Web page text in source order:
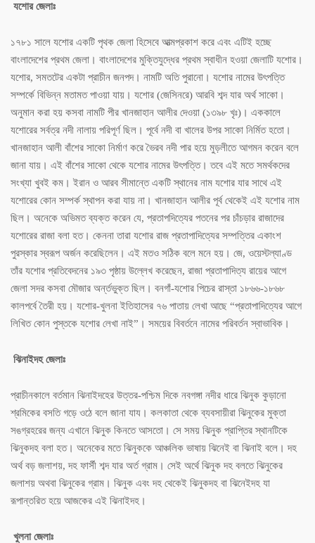
যশোর জেলাঃ
১৭৮১ সালে যশোর একটি পৃথক জেলা হিসেবে আত্মপ্রকাশ করে এবং এটিই হচ্ছে
বাংলাদেশের প্রথম জেলা। বাংলাদেশের মুক্তিযুদ্ধের প্রথম স্বাধীন হওয়া জেলাটি যশোর।
যশোর, সমতটের একটা প্রাচীন জনপদ। নামটি অতি পুরানো। যশোর নামের উৎপত্তি
সম্পর্কে বিভিন্ন মতামত পাওয়া যায়। যশোর (জেসিনরে) আরবি শব্দ যার অর্থ সাকো।
অনুমান করা হয় কসবা নামটি পীর খানজাহান আলীর দেওয়া (১৩৯৮ খৃঃ)। এককালে
যশোরের সর্বত্র নদী নালায় পরিপূর্ণ ছিল। পূর্বে নদী বা খালের উপর সাকো নির্মিত হতো।
খানজাহান আলী বাঁশের সাকো নির্মাণ করে ভৈরব নদী পার হয়ে মুড়লীতে আগমন করেন বলে
জানা যায়। এই বাঁশের সাকো থেকে যশোর নামের উৎপত্তি। তবে এই মতে সমর্থকদের
সংখ্যা খুবই কম। ইরান ও আরব সীমান্তে একটি স্থানের নাম যশোর যার সাথে এই
যশোরের কোন সম্পর্ক স্থাপন করা যায় না। খানজাহান আলীর পূর্ব থেকেই এই যশোর নাম
ছিল। অনেকে অভিমত ব্যক্ত করেন যে, প্রতাপদিত্যের পতনের পর চাঁচড়ার রাজাদের
যশোরের রাজা বলা হত। কেননা তারা যশোর রাজ প্রতাপাদিত্যের সম্পত্তির একাংশ
পুরস্কার স্বরূপ অর্জন করেছিলেন। এই মতও সঠিক বলে মনে হয়। জে, ওয়েস্টল্যাণ্ড
তাঁর যশোর প্রতিবেদনের ১৯৩ পৃষ্ঠায় উল্লেখ করেছেন, রাজা প্রতাপাদিত্য রায়ের আগে
জেলা সদর কসবা মৌজার অর্ন্তভুক্ত ছিল। বনগাঁ-যশোর পিচের রাস্তা ১৮৬৬-১৮৬৮
কালপর্বে তৈরী হয়। যশোর-খুলনা ইতিহাসের ৭৬ পাতায় লেখা আছে “প্রতাপাদিত্যের আগে
লিখিত কোন পুস্তকে যশোর লেখা নাই”। সময়ের বিবর্তনে নামের পরিবর্তন স্বাভাবিক।
ঝিনাইদহ জেলাঃ
প্রাচীনকালে বর্তমান ঝিনাইদহের উত্তর-পশ্চিম দিকে নবগঙ্গা নদীর ধারে ঝিনুক কুড়ানো
শ্রমিকের বসতি গড়ে ওঠে বলে জানা যায। কলকাতা থেকে ব্যবসায়ীরা ঝিনুকের মুক্তা
সঙগ্রহরের জন্য এখানে ঝিনুক কিনতে আসতো। সে সময় ঝিনুক প্রাপ্তির স্থানটিকে
ঝিনুকদহ বলা হত। অনেকের মতে ঝিনুককে আঞ্চলিক ভাষায় ঝিনেই বা ঝিনাই বলে। দহ
অর্থ বড় জলাশয়, দহ ফার্সী শব্দ যার অর্ত গ্রাম। সেই অর্থে ঝিনুক দহ বলতে ঝিনুকের
জলাশয় অথবা ঝিনুকের গ্রাম। ঝিনুক এবং দহ থেকেই ঝিনুকদহ বা ঝিনেইদহ যা
রূপান্তরিত হয়ে আজকের এই ঝিনাইদহ।
খুলনা জেলাঃ